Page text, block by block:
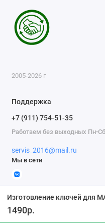
1490р.
2005-2026 г
Поддержка
+7 (911) 754-51-35
Работаем без выходных Пн-
servis_2016@mail.ru
Мы в сети